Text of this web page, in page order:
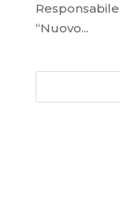
“Nuovo...